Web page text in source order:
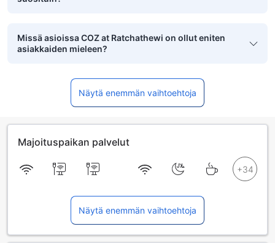
Missä asioissa COZ at Ratchathewi on ollut eniten
asiakkaiden mieleen?
Näytä enemmän vaihtoehtoja
Majoituspaikan palvelut
Näytä enemmän vaihtoehtoja